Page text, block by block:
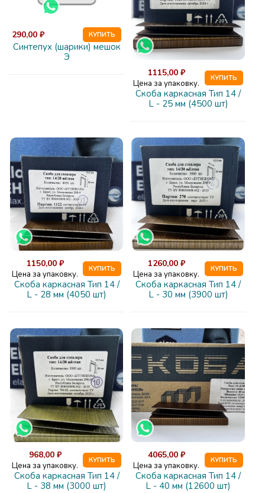
290,00 ₽ КУПИТЬ
Синтепух (шарики) мешок
Э
1115,00 ₽
Цена за упаковку.
КУПИТЬ
Скоба каркасная Тип 14 /
L - 25 мм (4500 шт)
1150,00 ₽
Цена за упаковку.
КУПИТЬ
Скоба каркасная Тип 14 /
L - 28 мм (4050 шт)
1260,00 ₽
Цена за упаковку.
КУПИТЬ
Скоба каркасная Тип 14 /
L - 30 мм (3900 шт)
968,00 ₽
Цена за упаковку.
КУПИТЬ
Скоба каркасная Тип 14 /
L - 38 мм (3000 шт)
4065,00 ₽
Цена за упаковку.
КУПИТЬ
Скоба каркасная Тип 14 /
L - 40 мм (12600 шт)